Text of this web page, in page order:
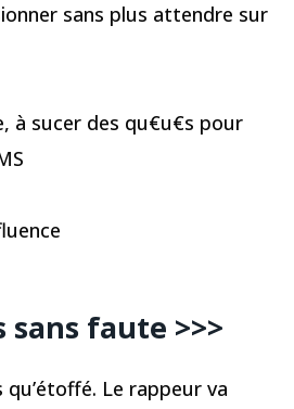
sans plus attendre sur
à sucer des qu€u€s pour
sans faute >>>
qu’étoffé. Le rappeur va